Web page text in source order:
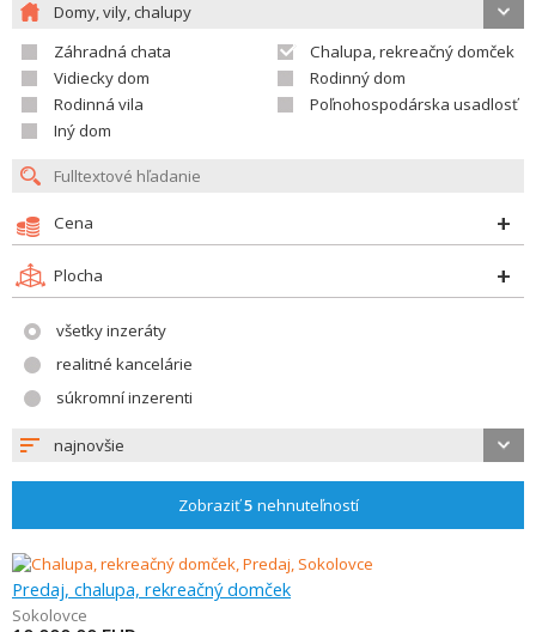
Domy, vily, chalupy
Záhradná chata
Chalupa, rekreačný domček
Vidiecky dom
Rodinný dom
Rodinná vila
Poľnohospodárska usadlosť
Iný dom
Cena
Plocha
všetky inzeráty
realitné kancelárie
súkromní inzerenti
najnovšie
Zobraziť5 nehnuteľností
Predaj, chalupa, rekreačný domček
Sokolovce